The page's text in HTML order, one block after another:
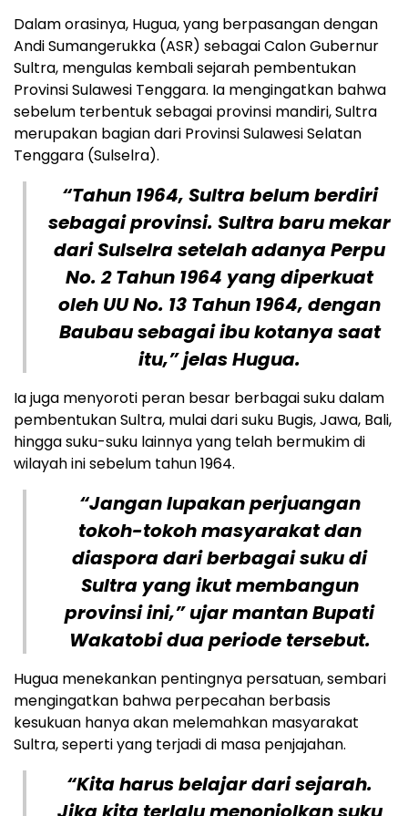
Dalam orasinya, Hugua, yang berpasangan dengan
Andi Sumangerukka (ASR) sebagai Calon Gubernur
Sultra, mengulas kembali sejarah pembentukan
Provinsi Sulawesi Tenggara. Ia mengingatkan bahwa
sebelum terbentuk sebagai provinsi mandiri, Sultra
merupakan bagian dari Provinsi Sulawesi Selatan
Tenggara (Sulselra).
“Tahun 1964, Sultra belum berdiri
sebagai provinsi. Sultra baru mekar
dari Sulselra setelah adanya Perpu
No. 2 Tahun 1964 yang diperkuat
oleh UU No. 13 Tahun 1964, dengan
Baubau sebagai ibu kotanya saat
itu,” jelas Hugua.
Ia juga menyoroti peran besar berbagai suku dalam
pembentukan Sultra, mulai dari suku Bugis, Jawa, Bali,
hingga suku-suku lainnya yang telah bermukim di
wilayah ini sebelum tahun 1964.
“Jangan lupakan perjuangan
tokoh-tokoh masyarakat dan
diaspora dari berbagai suku di
Sultra yang ikut membangun
provinsi ini,” ujar mantan Bupati
Wakatobi dua periode tersebut.
Hugua menekankan pentingnya persatuan, sembari
mengingatkan bahwa perpecahan berbasis
kesukuan hanya akan melemahkan masyarakat
Sultra, seperti yang terjadi di masa penjajahan.
“Kita harus belajar dari sejarah.